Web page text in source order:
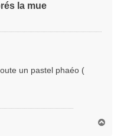
la mue
un pastel phaéo (